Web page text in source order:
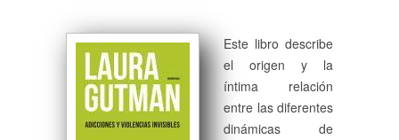
Este libro describe
el origen y la
íntima relación
entre las diferentes
dinámicas de